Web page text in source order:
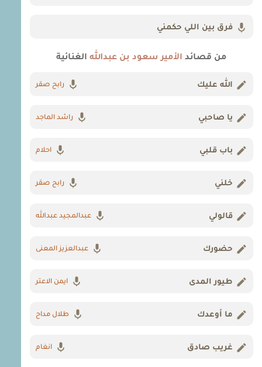
فرق بين اللي حكمني
من قصائد الأمير سعود بن عبداللهالغنائية
الله عليك رابح صقر
يا صاحبي راشد الماجد
باب قلبي احلام
خلني رابح صقر
قالولي عبدالمجيد عبدالله
حضورك عبدالعزيز المعنى
طيور المدى ايمن الاعتر
ما أوعدك طلال مداح
غريب صادق انغام